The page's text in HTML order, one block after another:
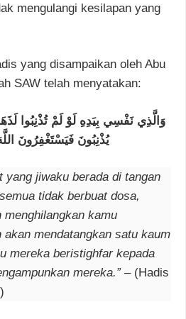
mengulangi kesilapan yang
yang disampaikan oleh Abu
SAW telah menyatakan:
وَالَّذِي نَفْسِي بِيَدِهِ لَوْ لَمْ تُذْنِبُوا
يُذْنِبُونَ فَيَسْتَغْفِرُونَ
yang jiwaku berada di tangan
tidak berbuat dosa,
kamu
mendatangkan satu kaum
mereka beristighfar kepada
mereka.” – (Hadis